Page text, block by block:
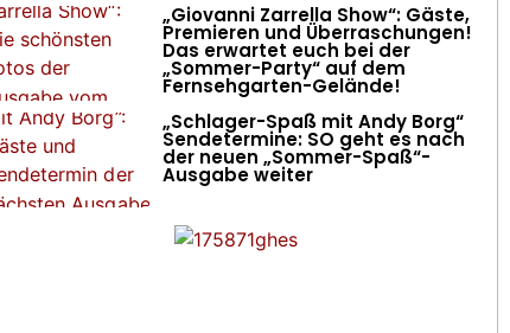
„Giovanni Zarrella Show“: Gäste,
Premieren und Überraschungen!
Das erwartet euch bei der
„Sommer-Party“ auf dem
Fernsehgarten-Gelände!
„Schlager-Spaß mit Andy Borg“
Sendetermine: SO geht es nach
der neuen „Sommer-Spaß“-
Ausgabe weiter